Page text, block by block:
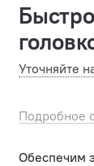
Уточняйте
Подробное
Обеспечим